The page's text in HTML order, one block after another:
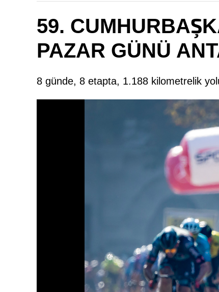
59.
PAZAR GÜNÜ
8 günde, 8 etapta, 1.188 kilometrelik